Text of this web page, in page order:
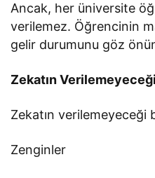
Ancak, her üniversite
verilemez. Öğrencinin
gelir durumunu göz
Zekatın
Zekatın verilemeyeceği
Zenginler